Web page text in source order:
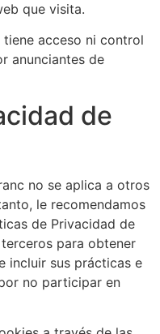
que visita.
acceso ni control
anunciantes de
de
no se aplica a otros
le recomendamos
de Privacidad de
para obtener
incluir sus prácticas e
no participar en